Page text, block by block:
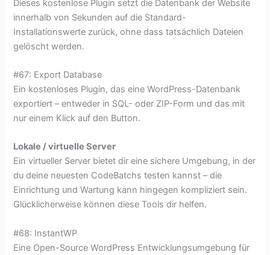
Dieses kostenlose Plugin setzt die Datenbank der Website
innerhalb von Sekunden auf die Standard-
Installationswerte zurück, ohne dass tatsächlich Dateien
gelöscht werden.
#67: Export Database
Ein kostenloses Plugin, das eine WordPress-Datenbank
exportiert – entweder in SQL- oder ZIP-Form und das mit
nur einem Klick auf den Button.
Lokale / virtuelle Server
Ein virtueller Server bietet dir eine sichere Umgebung, in der
du deine neuesten CodeBatchs testen kannst – die
Einrichtung und Wartung kann hingegen kompliziert sein.
Glücklicherweise können diese Tools dir helfen.
#68: InstantWP
Eine Open-Source WordPress Entwicklungsumgebung für